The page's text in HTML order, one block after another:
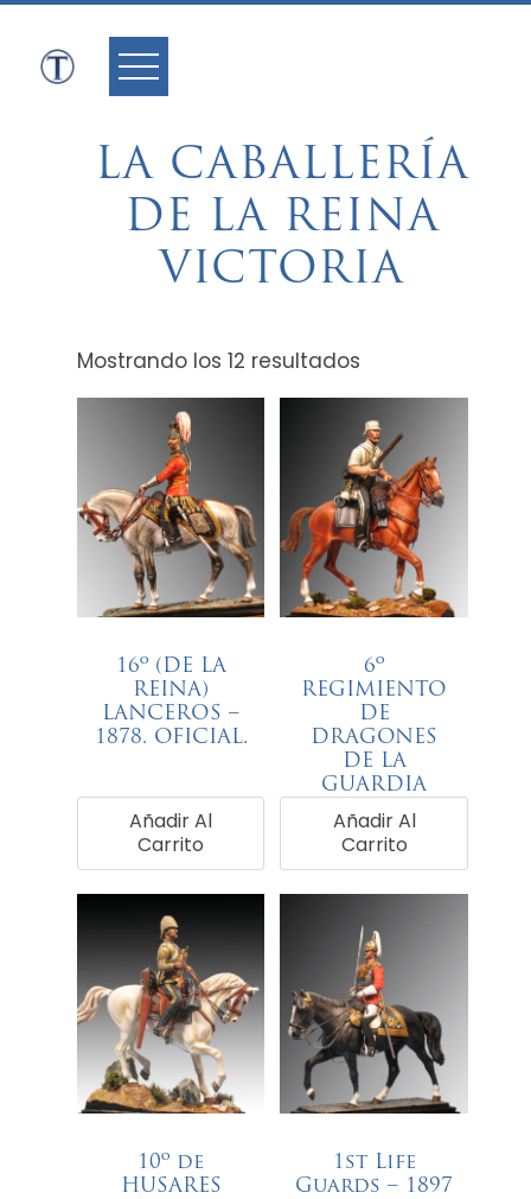
Skip
content
LA CABALLERÍA
DE LA REINA
VICTORIA
Mostrando los 12 resultados
16º (DE LA
REINA)
LANCEROS –
1878. OFICIAL.
Añadir Al
Carrito
6º
REGIMIENTO
DE
DRAGONES
DE LA
GUARDIA
(CARABINEROS)
– 1858.
€68,00
Añadir Al
Carrito
10º de
HUSARES
1st Life
Guards – 1897